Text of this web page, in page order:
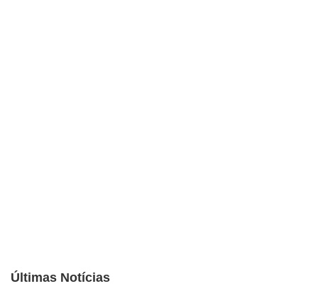
Últimas Notícias